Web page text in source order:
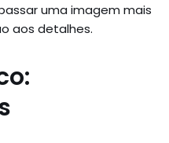
uma imagem mais
aos detalhes.